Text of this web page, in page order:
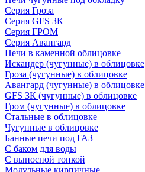
Серия Гроза
Серия GFS ЗК
Серия ГРОМ
Серия Авангард
Печи в каменной облицовке
Искандер (чугунные) в облицовке
Гроза (чугунные) в облицовке
Авангард (чугунные) в облицовке
GFS ЗК (чугунные) в облицовке
Гром (чугунные) в облицовке
Стальные в облицовке
Чугунные в облицовке
Банные печи под ГАЗ
С баком для воды
С выносной топкой
Модульные кирпичные